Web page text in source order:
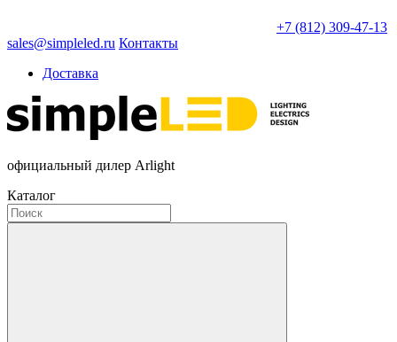
+7 (812) 309-47-13
sales@simpleled.ru Контакты
Доставка
официальный дилер Arlight
Каталог